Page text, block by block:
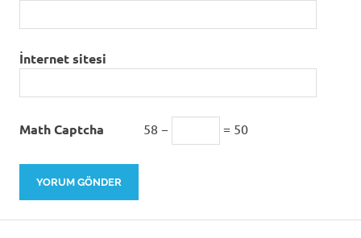
İnternet sitesi
Math Captcha 58 − = 50